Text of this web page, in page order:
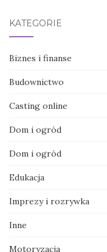
KATEGORIE
Biznes i finanse
Budownictwo
Casting online
Dom i ogród
Dom i ogród
Edukacja
Imprezy i rozrywka
Inne
Motoryzacja